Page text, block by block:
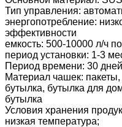
Тип управления:
энергопотребление:
эффективности
емкость: 500-10000 л/ч
период установки: 1-3
Период времени: 30
Материал чашек:
бутылка, бутылка для
бутылка
Условия хранения
низкая температура;